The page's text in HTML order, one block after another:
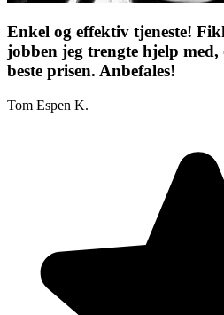
Enkel og effektiv tjeneste!
jobben jeg trengte hjelp med,
beste prisen. Anbefales!
Tom Espen K.